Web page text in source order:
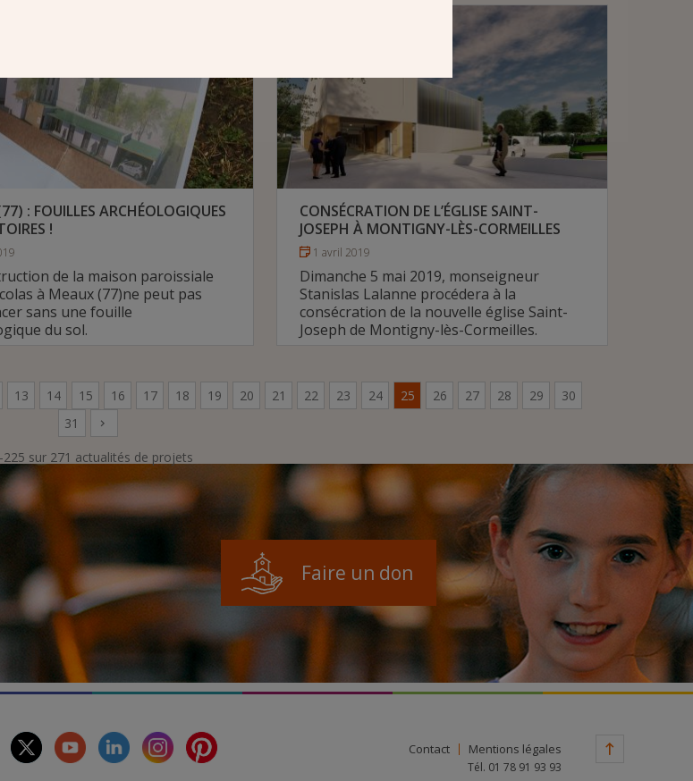
: FOUILLES ARCHÉOLOGIQUES
!
de la maison paroissiale
à Meaux (77)ne peut pas
sans une fouille
du sol.
CONSÉCRATION DE L’ÉGLISE SAINT-
JOSEPH À MONTIGNY-LÈS-CORMEILLES
1 avril 2019
Dimanche 5 mai 2019, monseigneur
Stanislas Lalanne procédera à la
consécration de la nouvelle église Saint-
Joseph de Montigny-lès-Cormeilles.
13 14 15 16 17 18 19 20 21 22 23 24 25 26 27 28 29
30
31
225 sur 271 actualités de projets
Faire un don
Contact Mentions légales
Tél. 01 78 91 93 93